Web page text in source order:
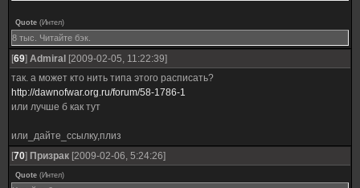
Quote (Интел)
8 тыс. Читайте бэк.
[69] Admiral [2009-02-05, 11:22:39]
так. а может кто нить типа этого расписать?
http://dawnofwar.org.ru/forum/58-1786-1
или лучше б как тут
или_дайте_ссылку,плиз
[70] Призрак [2009-02-06, 5:24:26]
Quote (Интел)